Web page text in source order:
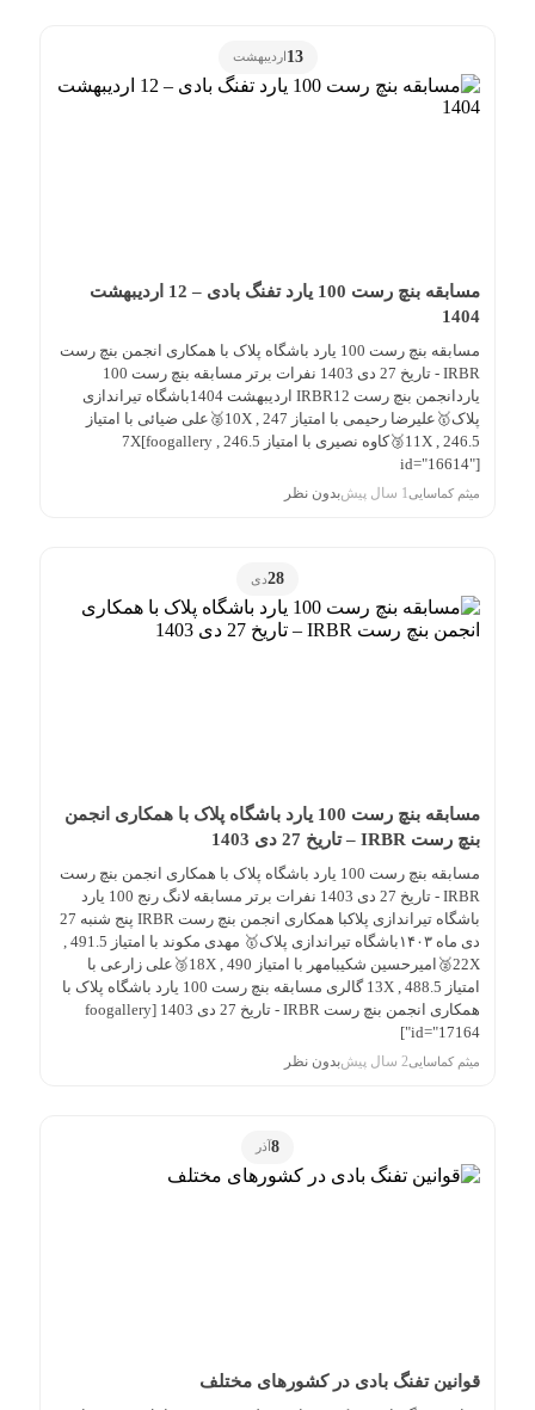
13 اردیبهشت
مسابقه بنچ رست 100 یارد تفنگ بادی – 12 اردیبهشت
1404
مسابقه بنچ رست 100 یارد باشگاه پلاک با همکاری انجمن بنچ رست
IRBR - تاریخ 27 دی 1403 نفرات برتر مسابقه بنچ رست 100
یاردانجمن بنچ رست IRBR12 اردیبهشت 1404باشگاه تیراندازی
پلاک🥇علیرضا رحیمی با امتیاز 247 , 10X🥈علی ضیائی با امتیاز
246.5 , 11X🥉کاوه نصیری با امتیاز 246.5 , 7X[foogallery
id="16614"]
میثم کماسایی1 سال پیش بدون نظر
28دی
مسابقه بنچ رست 100 یارد باشگاه پلاک با همکاری انجمن
بنچ رست IRBR – تاریخ 27 دی 1403
مسابقه بنچ رست 100 یارد باشگاه پلاک با همکاری انجمن بنچ رست
IRBR - تاریخ 27 دی 1403 نفرات برتر مسابقه لانگ رنج 100 یارد
باشگاه تیراندازی پلاکبا همکاری انجمن بنچ رست IRBR پنج شنبه 27
22X🥈امیرحسین شکیبامهر با امتیاز 490 , 18X🥉علی زارعی با
امتیاز 488.5 , 13X گالری مسابقه بنچ رست 100 یارد باشگاه پلاک با
همکاری انجمن بنچ رست IRBR - تاریخ 27 دی 1403 [foogallery
id="17164"]
میثم کماسایی2 سال پیش بدون نظر
8 آذر
قوانین تفنگ بادی در کشورهای مختلف